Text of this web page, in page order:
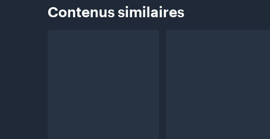
Contenussimilaires